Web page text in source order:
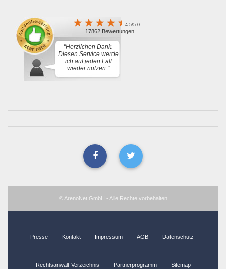
4.5/5.0
17862 Bewertungen
"Herzlichen Dank.
Diesen Service werde
ich auf jeden Fall
wieder nutzen."
© ArenoNet GmbH - Alle Rechte vorbehalten
Presse Kontakt Impressum AGB Datenschutz
Rechtsanwalt-Verzeichnis Partnerprogramm Sitemap